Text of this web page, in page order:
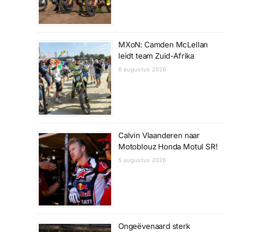
MXoN: Camden McLellan
leidt team Zuid-Afrika
6 augustus 2026
Calvin Vlaanderen naar
Motoblouz Honda Motul SR!
5 augustus 2026
Ongeëvenaard sterk